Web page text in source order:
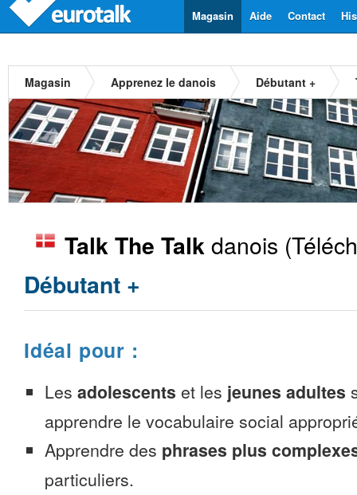
Contact
Aide
Magasin
Magasin Apprenez le danois Débutant +
Talk The Talkdanois
Débutant +
Idéal pour :
Les adolescents et les jeunes adultes
apprendre le vocabulaire social
Apprendre des phrases plus
particuliers.